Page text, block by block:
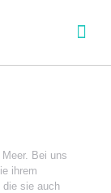
Bei uns
ihrem
die sie auch